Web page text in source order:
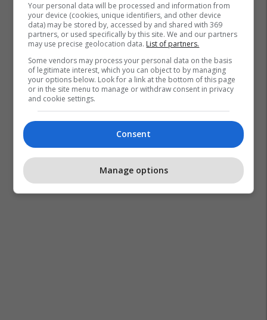
Your personal data will be processed and information from
your device (cookies, unique identifiers, and other device
data) may be stored by, accessed by and shared with 369
partners, or used specifically by this site. We and our partners
may use precise geolocation data. List of partners.
Some vendors may process your personal data on the basis
of legitimate interest, which you can object to by managing
your options below. Look for a link at the bottom of this page
or in the site menu to manage or withdraw consent in privacy
and cookie settings.
Consent
Manage options